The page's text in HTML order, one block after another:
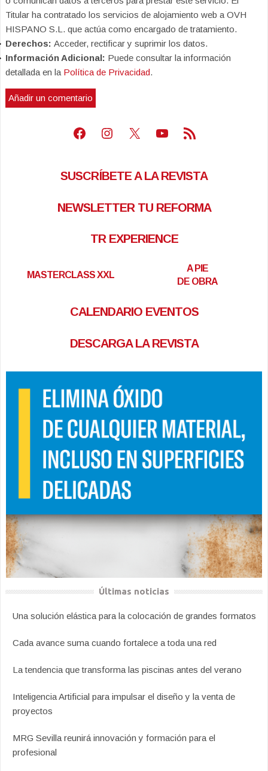
Titular ha contratado los servicios de alojamiento web a OVH
HISPANO S.L. que actúa como encargado de tratamiento.
Derechos: Acceder, rectificar y suprimir los datos.
Información Adicional: Puede consultar la información
detallada en la Política de Privacidad.
Facebook
Instagram
X Youtube
Feed RSS
SUSCRÍBETE A LA REVISTA
NEWSLETTER TU REFORMA
TR EXPERIENCE
MASTERCLASS XXL
A PIE
DE OBRA
CALENDARIO EVENTOS
DESCARGA LA REVISTA
Últimas noticias
Una solución elástica para la colocación de grandes formatos
Cada avance suma cuando fortalece a toda una red
La tendencia que transforma las piscinas antes del verano
Inteligencia Artificial para impulsar el diseño y la venta de
proyectos
MRG Sevilla reunirá innovación y formación para el
profesional